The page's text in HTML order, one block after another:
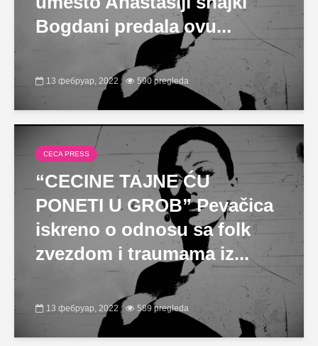
Bogdani predala ovu...
13 фебруар, 2022 590 pregleda
CECA PRESS
“CECINE TAJNE ĆU
PONETI U GROB” Pevačica
iskreno o odnosu sa folk
zvezdom i traumama iz...
13 фебруар, 2022 589 pregleda